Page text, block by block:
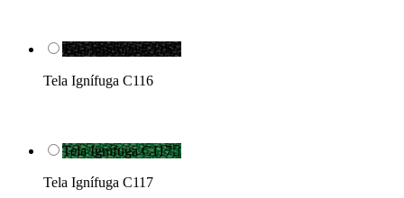
Tela Ignífuga C116
Tela Ignífuga C116
Tela Ignífuga C117
Tela Ignífuga C117